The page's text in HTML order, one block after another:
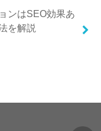
ンはSEO効果あ
を解説